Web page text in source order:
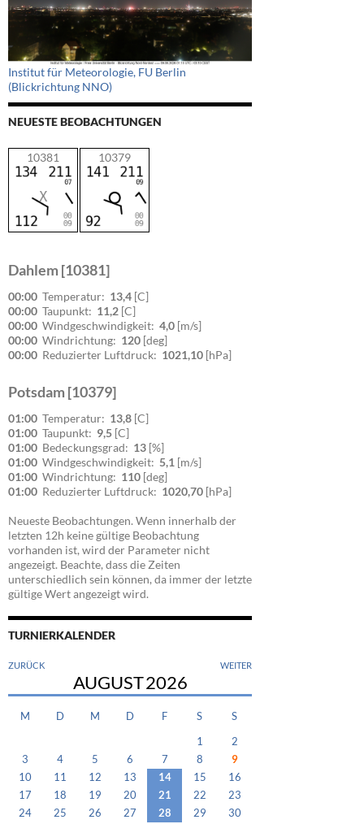
Institut für Meteorologie, FU Berlin
(Blickrichtung NNO)
NEUESTE BEOBACHTUNGEN
10381 10379
Dahlem [10381]
00:00 Temperatur: 13,4 [C]
00:00 Taupunkt: 11,2 [C]
00:00 Windgeschwindigkeit: 4,0 [m/s]
00:00 Windrichtung: 120 [deg]
00:00 Reduzierter Luftdruck: 1021,10 [hPa]
Potsdam [10379]
01:00 Temperatur: 13,8 [C]
01:00 Taupunkt: 9,5 [C]
01:00 Bedeckungsgrad: 13 [%]
01:00 Windgeschwindigkeit: 5,1 [m/s]
01:00 Windrichtung: 110 [deg]
01:00 Reduzierter Luftdruck: 1020,70 [hPa]
Neueste Beobachtungen. Wenn innerhalb der
letzten 12h keine gültige Beobachtung
vorhanden ist, wird der Parameter nicht
angezeigt. Beachte, dass die Zeiten
unterschiedlich sein können, da immer der letzte
gültige Wert angezeigt wird.
TURNIERKALENDER
ZURÜCK WEITER
AUGUST2026
M D M D F S S
1
2
3
4 5 6 7 8
9
10
11 12 13 14 15
16
17
18 19 20 21 22
23
24
25 26 27 28 29
30